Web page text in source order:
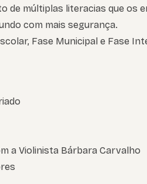
de múltiplas literacias que os
com mais segurança.
Fase Municipal e Fase
a Violinista Bárbara Carvalho